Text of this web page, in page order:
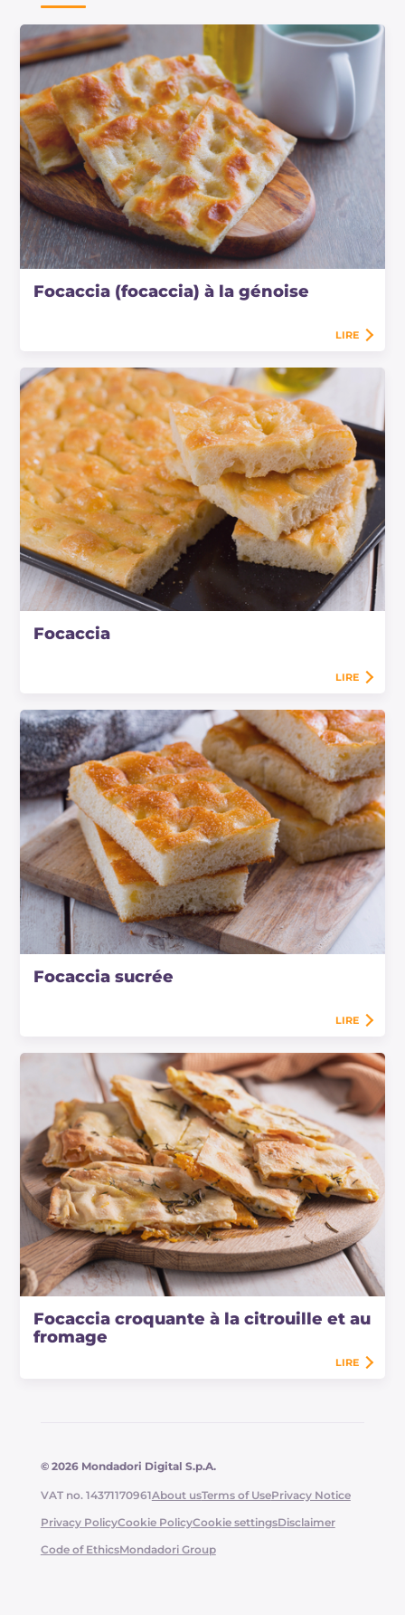
Focaccia (focaccia) à la génoise
LIRE
Focaccia
LIRE
Focaccia sucrée
LIRE
Focaccia croquante à la citrouille et au
fromage
LIRE
© 2026 Mondadori Digital S.p.A.
VAT no. 14371170961About usTerms of UsePrivacy Notice
Privacy PolicyCookie PolicyCookie settingsDisclaimer
Code of EthicsMondadori Group